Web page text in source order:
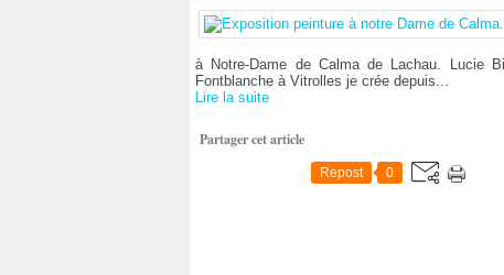
à Notre-Dame de Calma de Lachau. Lucie
Fontblanche à Vitrolles je crée depuis...
Lire la suite
Partager cet article
Repost 0